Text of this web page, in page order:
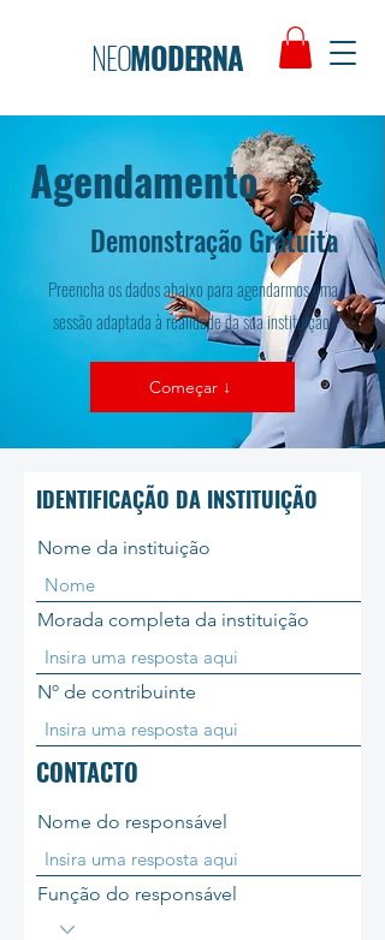
NEOMODERNA
Agendamento
Demonstração Gratuita
Preencha os dados abaixo para agendarmos uma
sessão adaptada à realidade da sua instituição.
Começar ↓
IDENTIFICAÇÃO DA INSTITUIÇÃO
Nome da instituição
Morada completa da instituição
Nº de contribuinte
CONTACTO
Nome do responsável
Função do responsável